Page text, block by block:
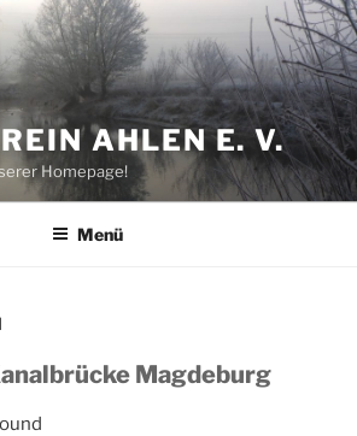
AHLEN E. V.
Homepage!
Menü
Magdeburg